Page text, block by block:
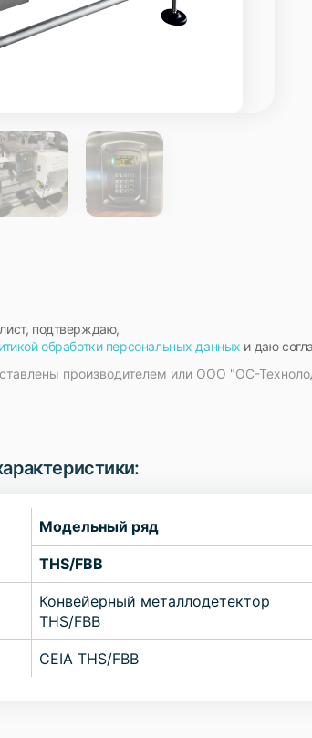
подтверждаю,
обработки персональных данных и даю
производителем или ООО "ОС-
Модельный ряд
THS/FBB
Конвейерный металлодетектор
THS/FBB
CEIA THS/FBB